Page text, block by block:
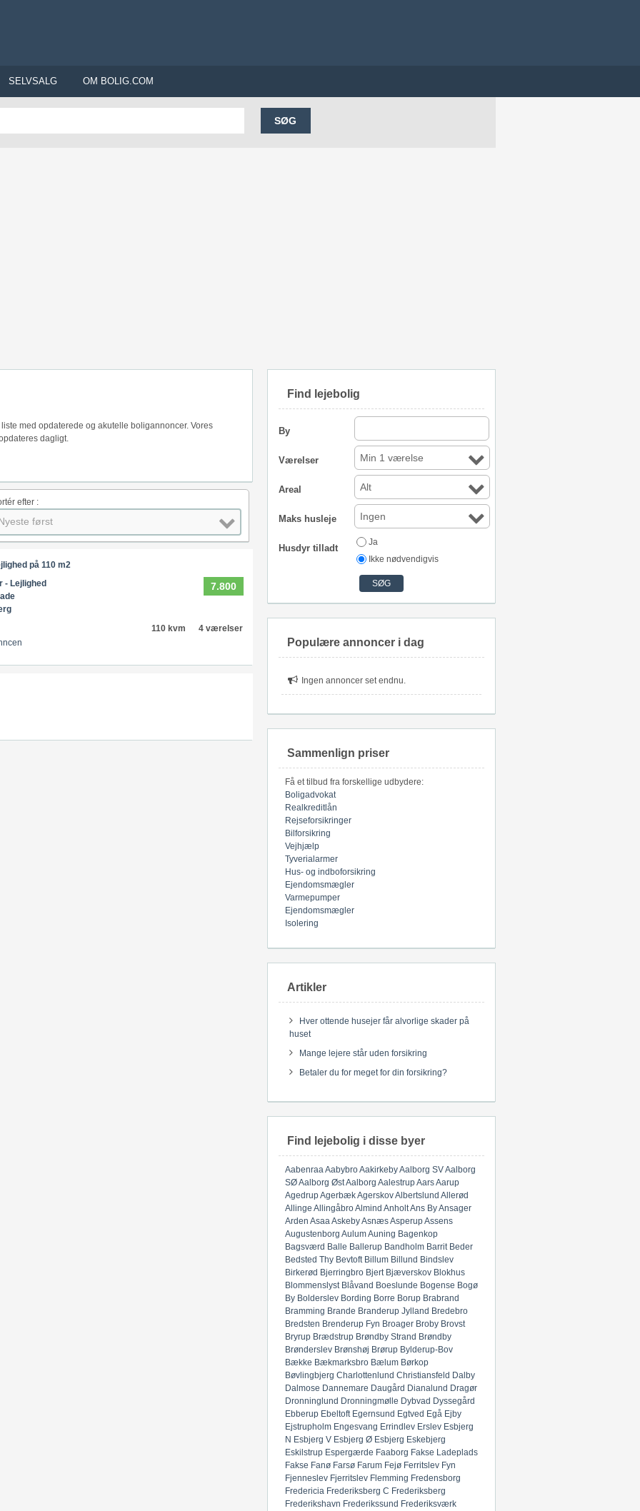
SELVSALG OM BOLIG.COM
SØG
med opdaterede og akutelle boligannoncer. Vores
dagligt.
efter :
først
på 110 m2
7.800
- Lejlighed
110 kvm
4 værelser
Find lejebolig
By
Værelser Min 1 værelse
Areal Alt
Maks husleje Ingen
Husdyr tilladt
Ja
Ikke nødvendigvis
Populære annoncer i dag
Ingen annoncer set endnu.
Sammenlign priser
Få et tilbud fra forskellige udbydere:
Boligadvokat
Realkreditlån
Rejseforsikringer
Bilforsikring
Vejhjælp
Tyverialarmer
Hus- og indboforsikring
Ejendomsmægler
Varmepumper
Ejendomsmægler
Isolering
Artikler
Hver ottende husejer får alvorlige skader på
huset
Mange lejere står uden forsikring
Betaler du for meget for din forsikring?
Find lejebolig i disse byer
AabenraaAabybroAakirkebyAalborg SVAalborg
SØAalborg ØstAalborg AalestrupAarsAarup
AgedrupAgerbækAgerskovAlbertslund Allerød
Allinge AllingåbroAlmind AnholtAns ByAnsager
Arden AsaaAskebyAsnæsAsperupAssens
Augustenborg AulumAuning Bagenkop
Bagsværd Balle Ballerup Bandholm Barrit Beder
Bedsted Thy Bevtoft Billum Billund Bindslev
Birkerød Bjerringbro Bjert Bjæverskov Blokhus
Blommenslyst Blåvand Boeslunde Bogense Bogø
By Bolderslev Bording Borre Borup Brabrand
Bramming Brande Branderup Jylland Bredebro
Bredsten Brenderup Fyn Broager Broby Brovst
Bryrup Brædstrup Brøndby Strand Brøndby
Brønderslev Brønshøj Brørup Bylderup-Bov
Bække Bækmarksbro Bælum Børkop
Bøvlingbjerg Charlottenlund Christiansfeld Dalby
Dalmose Dannemare Daugård Dianalund Dragør
Dronninglund Dronningmølle Dybvad Dyssegård
Ebberup Ebeltoft Egernsund Egtved Egå Ejby
Ejstrupholm Engesvang Errindlev Erslev Esbjerg
N Esbjerg V Esbjerg Ø Esbjerg Eskebjerg
Eskilstrup Espergærde Faaborg Fakse Ladeplads
Fakse Fanø Farsø Farum Fejø Ferritslev Fyn
Fjenneslev Fjerritslev Flemming Fredensborg
Fredericia Frederiksberg C Frederiksberg
Frederikshavn Frederikssund Frederiksværk